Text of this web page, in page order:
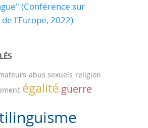
(Conférence sur
l'Europe, 2022)
abus sexuels religion
égalité guerre